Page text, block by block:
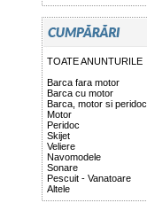
TOATE ANUNTURILE
Barca fara motor
Barca cu motor
Barca, motor si peridoc
Motor
Peridoc
Skijet
Veliere
Navomodele
Sonare
Pescuit - Vanatoare
Altele